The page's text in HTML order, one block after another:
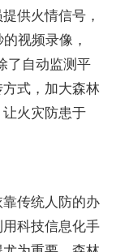
供火情信号，
视频录像，
了自动监测平
式，加大森林
火灾防患于
传统人防的办
科技信息化手